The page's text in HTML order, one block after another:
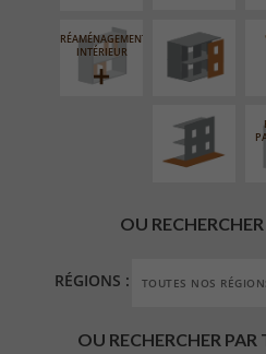
RÉAMÉNAGEMENT
INTÉRIEUR
AMÉNAGEMENT
EXTÉRIEUR
OU
RÉGIONS :
OU RECHERCHER